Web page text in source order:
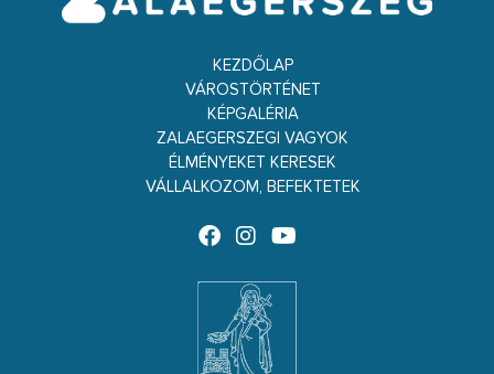
KEZDŐLAP
VÁROSTÖRTÉNET
KÉPGALÉRIA
ZALAEGERSZEGI VAGYOK
ÉLMÉNYEKET KERESEK
VÁLLALKOZOM, BEFEKTETEK